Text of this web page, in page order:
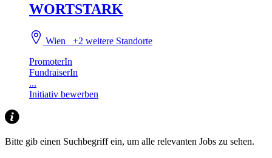
WORTSTARK
Wien+2 weitere Standorte
PromoterIn
FundraiserIn
...
Initiativ bewerben
Bitte gib einen Suchbegriff ein, um alle relevanten Jobs zu sehen.